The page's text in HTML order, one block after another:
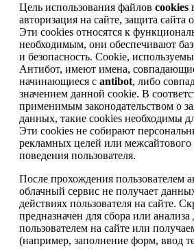
Цель использования файлов cookies
авторизация на сайте, защита сайта
Эти cookies относятся к
необходимым, они обеспечивают
и безопасность. Cookie,
Антибот, имеют имена,
начинающиеся с antibot, либо
значением данной cookie. В
применимым законодательством о
данных, такие cookies необходимы
Эти cookies не собирают
рекламных целей или межсайтового
поведения пользователя.
После прохождения пользователем
облачный сервис не получает
действиях пользователя на сайте.
предназначен для сбора или
пользователем на сайте или
(например, заполнение форм, ввод